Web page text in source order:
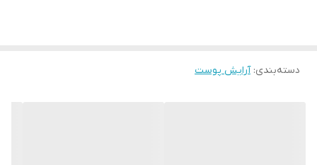
🌸 مناسب آرایش روزانه با جلوه‌ای طبیعی و شاداب
دسته‌بندی:آرایش پوست